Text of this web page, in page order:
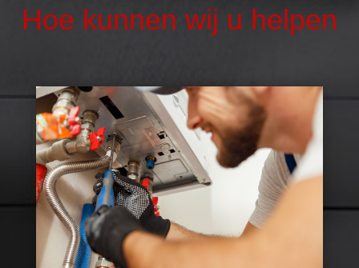
Hoe kunnen wij u helpen